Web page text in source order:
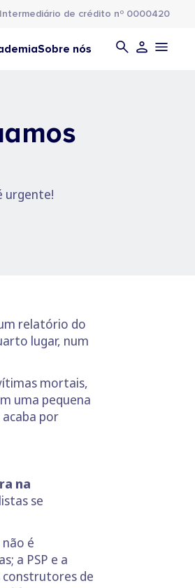
Intermediário de crédito nº 0000420
Sobre nós
urgente!
relatório do
lugar, num
mortais,
uma pequena
por
na
se
é
a PSP e a
construtores de